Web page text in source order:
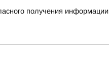
получения информации